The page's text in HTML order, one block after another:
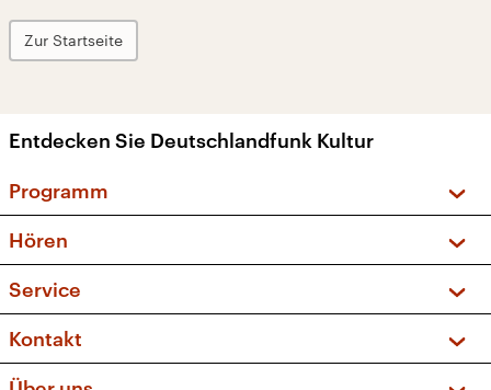
Zur Startseite
Entdecken Sie Deutschlandfunk Kultur
Programm
Sendungen und Podcasts
Musikliste
Kakadu – Das Kinderprogramm
Hören
Frequenzen (UKW + DAB+)
Service
FAQ
Apps
Kontakt